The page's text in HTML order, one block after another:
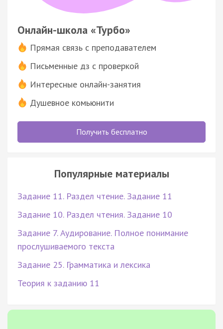
Онлайн-школа «Турбо»
Прямая связь с преподавателем
Письменные дз с проверкой
Интересные онлайн-занятия
Душевное комьюнити
Получить бесплатно
Популярные материалы
Задание 11. Раздел чтение. Задание 11
Задание 10. Раздел чтения. Задание 10
Задание 7. Аудирование. Полное понимание
прослушиваемого текста
Задание 25. Грамматика и лексика
Теория к заданию 11